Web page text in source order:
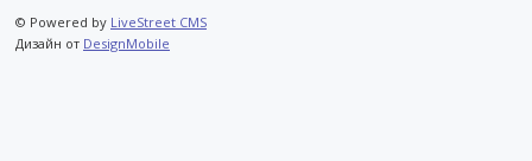
© Powered by LiveStreet CMS
Дизайн от DesignMobile